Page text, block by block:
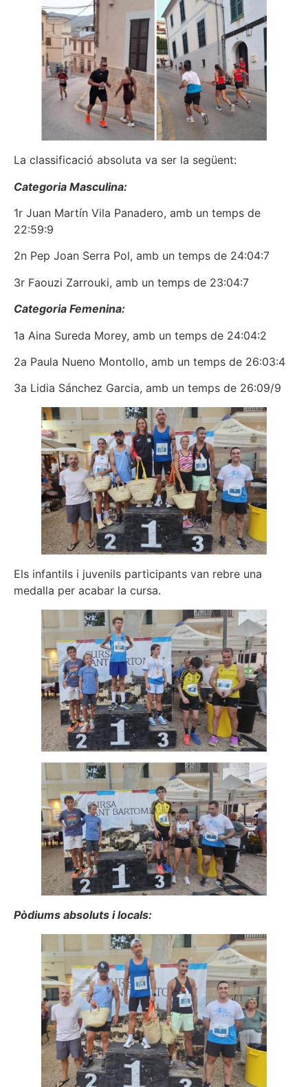
La classificació absoluta va ser la següent:
Categoria Masculina:
1r Juan Martín Vila Panadero, amb un temps de
22:59:9
2n Pep Joan Serra Pol, amb un temps de 24:04:7
3r Faouzi Zarrouki, amb un temps de 23:04:7
Categoria Femenina:
1a Aina Sureda Morey, amb un temps de 24:04:2
2a Paula Nueno Montollo, amb un temps de 26:03:4
3a Lidia Sánchez Garcia, amb un temps de 26:09/9
Els infantils i juvenils participants van rebre una
medalla per acabar la cursa.
Pòdiums absoluts i locals: